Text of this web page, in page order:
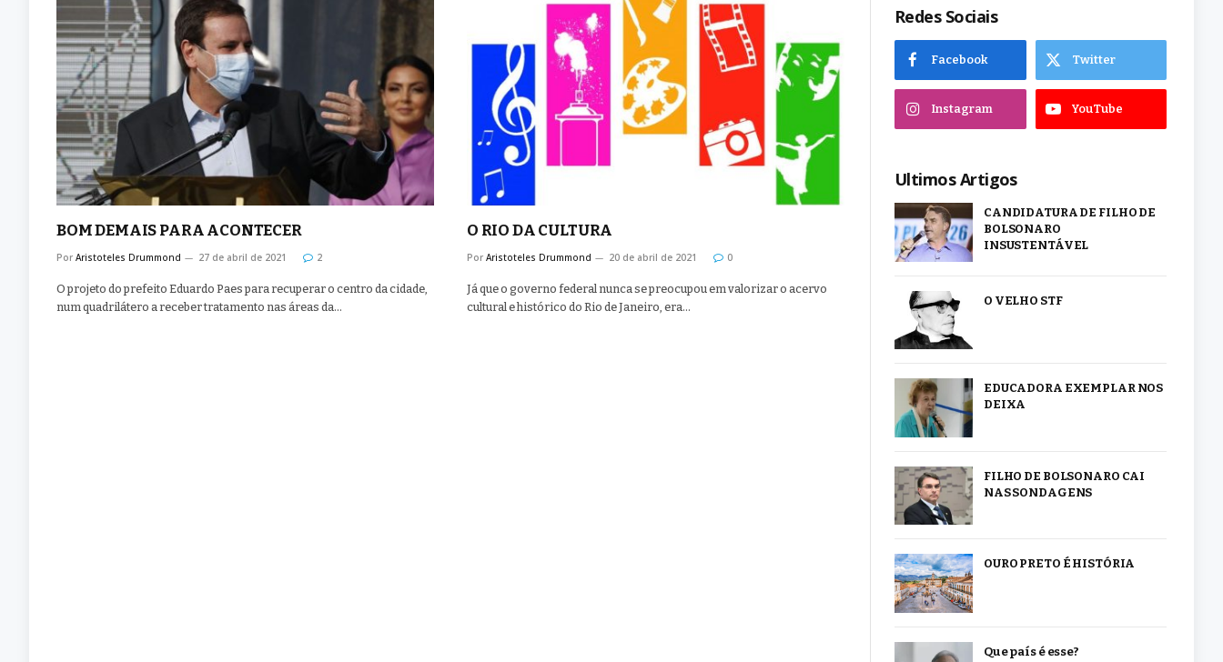
BOM DEMAIS PARA ACONTECER
Por Aristoteles Drummond 27 de abril de 2021 2
O projeto do prefeito Eduardo Paes para recuperar o centro da cidade,
num quadrilátero a receber tratamento nas áreas da…
O RIO DA CULTURA
Por Aristoteles Drummond 20 de abril de 2021 0
Já que o governo federal nunca se preocupou em valorizar o acervo
cultural e histórico do Rio de Janeiro, era…
Redes Sociais
Facebook Twitter
Instagram YouTube
Ultimos Artigos
CANDIDATURA DE FILHO DE
BOLSONARO
INSUSTENTÁVEL
O VELHO STF
EDUCADORA EXEMPLAR NOS
DEIXA
FILHO DE BOLSONARO CAI
NAS SONDAGENS
OURO PRETO É HISTÓRIA
Que país é esse?